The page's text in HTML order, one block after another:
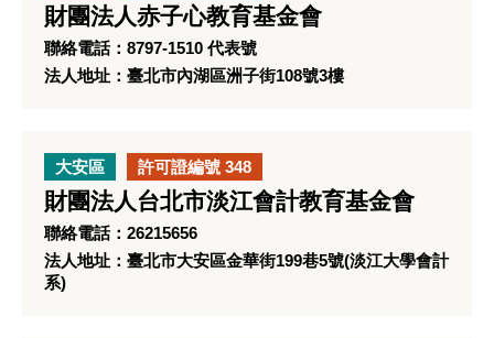
財團法人赤子心教育基金會
聯絡電話：8797-1510 代表號
法人地址：臺北市內湖區洲子街108號3樓
大安區 許可證編號 348
財團法人台北市淡江會計教育基金會
聯絡電話：26215656
法人地址：臺北市大安區金華街199巷5號(淡江大學會計
系)